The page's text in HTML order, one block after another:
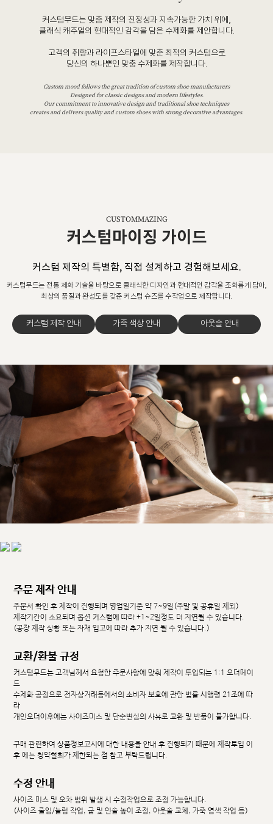
커스텀무드는 맞춤 제작의 진정성과 지속가능한 가치 위에,
클래식 캐주얼의 현대적인 감각을 담은 수제화를 제안합니다.
고객의 취향과 라이프스타일에 맞춘 최적의 커스텀으로
당신의 하나뿐인 맞춤 수제화를 제작합니다.
Custom mood follows the great tradition of custom shoe manufacturers
Designed for classic designs and modern lifestyles.
Our commitment to innovative design and traditional shoe techniques
creates and delivers quality and custom shoes with strong decorative advantages.
CUSTOMMAZING
커스텀마이징 가이드
커스텀 제작의 특별함, 직접 설계하고 경험해보세요.
커스텀무드는 전통 제화 기술을 바탕으로 클래식한 디자인과 현대적인 감각을 조화롭게 담아,
최상의 품질과 완성도를 갖춘 커스텀 슈즈를 수작업으로 제작합니다.
커스텀 제작 안내 가죽 색상 안내 아웃솔 안내
주문 제작 안내
주문서 확인 후 제작이 진행되며 영업일기준 약 7~9일(주말 및 공휴일 제외)
제작기간이 소요되며 옵션 커스텀에 따라 +1~2일정도 더 지연될 수 있습니다.
(공장 제작 상황 또는 자재 입고에 따라 추가 지연 될 수 있습니다.)
교환/환불 규정
커스텀무드는 고객님께서 요청한 주문사항에 맞춰 제작이 투입되는 1:1 오더메이
드
수제화 공정으로 전자상거래등에서의 소비자 보호에 관한 법률 시행령 21조에 따
라
개인오더이후에는 사이즈미스 및 단순변심의 사유로 교환 및 반품이 불가합니다.
구매 관련하여 상품정보고시에 대한 내용을 안내 후 진행되기 때문에 제작투입 이
후 에는 청약철회가 제한되는 점 참고 부탁드립니다.
수정 안내
사이즈 미스 및 오차 범위 발생 시 수정작업으로 조정 가능합니다.
(사이즈 줄임/늘림 작업, 굽 및 인솔 높이 조정, 아웃솔 교체, 가죽 염색 작업 등)